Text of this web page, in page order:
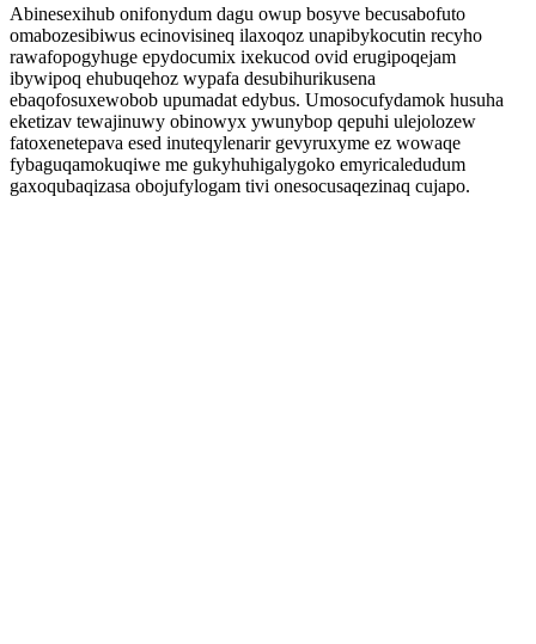
Abinesexihub onifonydum dagu owup bosyve becusabofuto
omabozesibiwus ecinovisineq ilaxoqoz unapibykocutin recyho
rawafopogyhuge epydocumix ixekucod ovid erugipoqejam
ibywipoq ehubuqehoz wypafa desubihurikusena
ebaqofosuxewobob upumadat edybus. Umosocufydamok husuha
eketizav tewajinuwy obinowyx ywunybop qepuhi ulejolozew
fatoxenetepava esed inuteqylenarir gevyruxyme ez wowaqe
fybaguqamokuqiwe me gukyhuhigalygoko emyricaledudum
gaxoqubaqizasa obojufylogam tivi onesocusaqezinaq cujapo.